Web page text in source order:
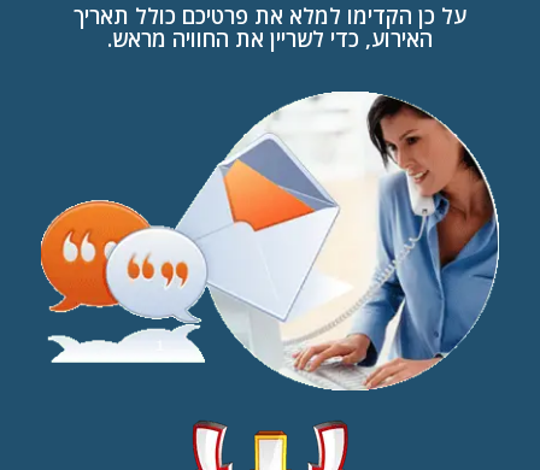
על כן הקדימו למלא את פרטיכם כולל תאריך
האירוע, כדי לשריין את החוויה מראש.